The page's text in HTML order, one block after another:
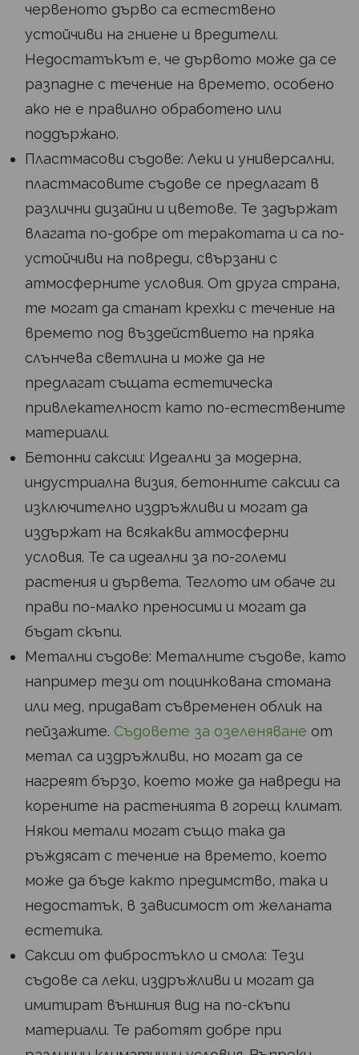
червеното дърво са естествено
устойчиви на гниене и вредители.
Недостатъкът е, че дървото може да се
разпадне с течение на времето, особено
ако не е правилно обработено или
поддържано.
Пластмасови съдове: Леки и универсални,
пластмасовите съдове се предлагат в
различни дизайни и цветове. Те задържат
влагата по-добре от теракотата и са по-
устойчиви на повреди, свързани с
атмосферните условия. От друга страна,
те могат да станат крехки с течение на
времето под въздействието на пряка
слънчева светлина и може да не
предлагат същата естетическа
привлекателност като по-естествените
материали.
Бетонни саксии: Идеални за модерна,
индустриална визия, бетонните саксии са
изключително издръжливи и могат да
издържат на всякакви атмосферни
условия. Те са идеални за по-големи
растения и дървета. Теглото им обаче ги
прави по-малко преносими и могат да
бъдат скъпи.
Метални съдове: Металните съдове, като
например тези от поцинкована стомана
или мед, придават съвременен облик на
пейзажите. Съдовете за озеленяване от
метал са издръжливи, но могат да се
нагреят бързо, което може да навреди на
корените на растенията в горещ климат.
Някои метали могат също така да
ръждясат с течение на времето, което
може да бъде както предимство, така и
недостатък, в зависимост от желаната
естетика.
Саксии от фибростъкло и смола: Тези
съдове са леки, издръжливи и могат да
имитират външния вид на по-скъпи
материали. Те работят добре при